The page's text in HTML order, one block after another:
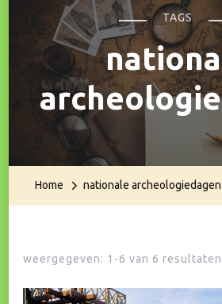
TAGS
Home nationale archeologiedagen
weergegeven: 1-6 van 6 resultaten